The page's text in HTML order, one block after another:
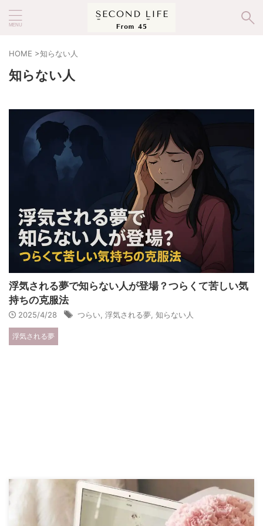
HOME >知らない人
知らない人
浮気される夢で知らない人が登場？つらくて苦しい気
持ちの克服法
2025/4/28 つらい 浮気される夢 知らない人
浮気される夢